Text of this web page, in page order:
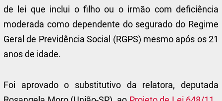
de lei que inclui o filho ou o irmão com deficiência
moderada como dependente do segurado do Regime
Geral de Previdência Social (RGPS) mesmo após os 21
anos de idade.
Foi aprovado o substitutivo da relatora, deputada